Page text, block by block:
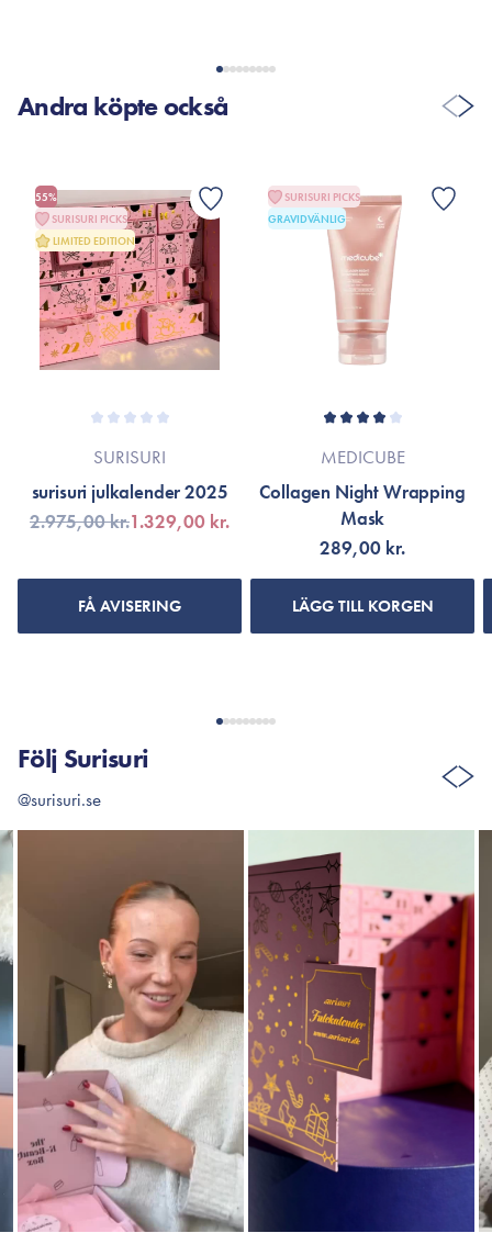
Andra köpte också
55%
SURISURI PICKS
LIMITED EDITION
SURISURI
surisuri julkalender 2025
2.975,00 kr.1.329,00 kr.
FÅ AVISERING
SURISURI PICKS
GRAVIDVÄNLIG
MEDICUBE
Collagen Night Wrapping
Mask
289,00 kr.
LÄGG TILL KORGEN
Följ Surisuri
@surisuri.se